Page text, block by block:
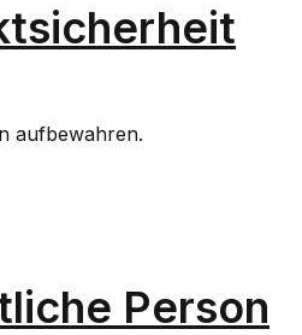
aufbewahren.
Person